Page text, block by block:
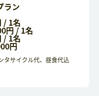
ラン
/ 1名
円 / 1名
/ 1名
円
タサイクル代、昼食代込